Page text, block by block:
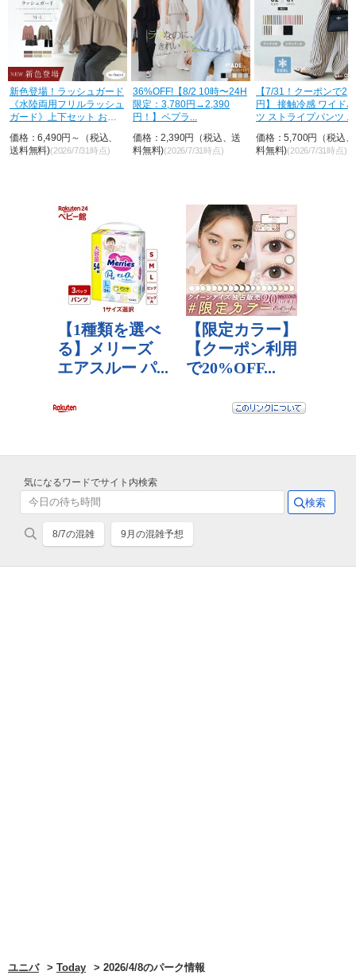
新色登場！ラッシュガード
《水陸両用フリルラッシュ
ガード》上下セット おし
価格：6,490円～（税込、
送料無料)(2026/7/31時点)
36%OFF!【8/2 10時〜24H
限定：3,780円→2,390
円！】ペプラ...
価格：2,390円（税込、送
料無料)(2026/7/31時点)
【7/31！クーポンで
円】 接触冷感 ワイド
ツ ストライプパンツ ...
価格：5,700円（税込
料無料)(2026/7/31時点)
気になるワードでサイト内検索
8/7の混雑 9月の混雑予想
ユニバ Today 2026/4/8のパーク情報